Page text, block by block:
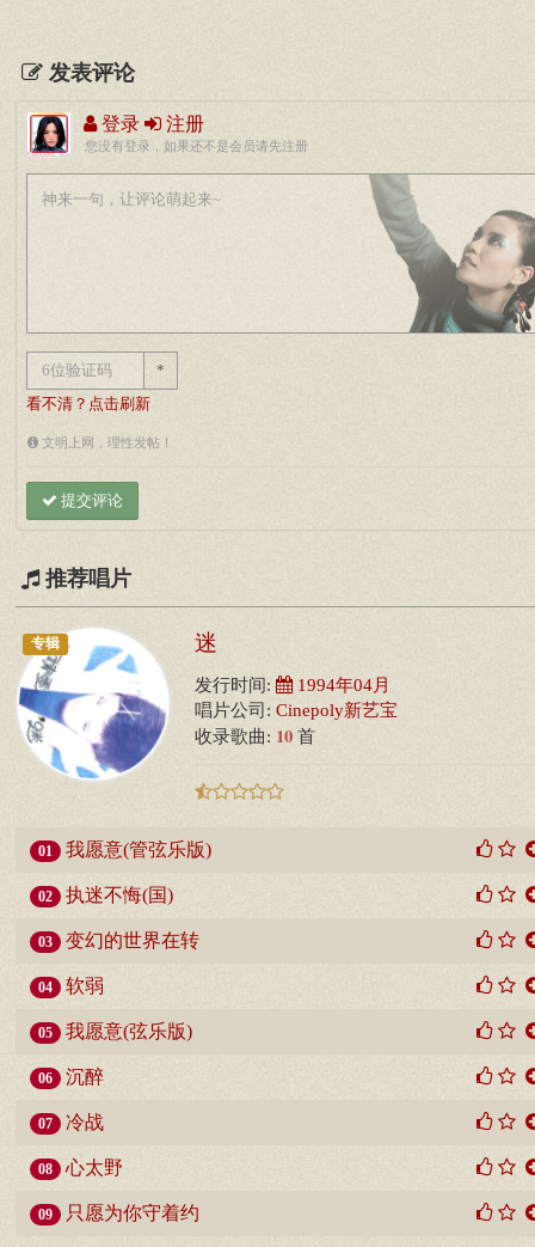
发表评论
登录 注册
您没有登录，如果还不是会员请先注册
*
看不清？点击刷新
文明上网，理性发帖！
提交评论
推荐唱片
专辑 迷
发行时间: 1994年04月
唱片公司: Cinepoly新艺宝
收录歌曲: 10 首
01 我愿意(管弦乐版)
02 执迷不悔(国)
03 变幻的世界在转
04 软弱
05 我愿意(弦乐版)
06 沉醉
07 冷战
08 心太野
09 只愿为你守着约